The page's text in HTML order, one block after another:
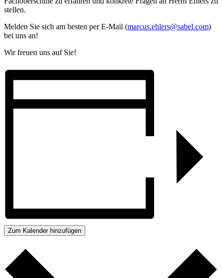
stellen.
Melden Sie sich am besten per E-Mail (marcus.ehlers@sabel.com)
bei uns an!
Wir freuen uns auf Sie!
Zum Kalender hinzufügen